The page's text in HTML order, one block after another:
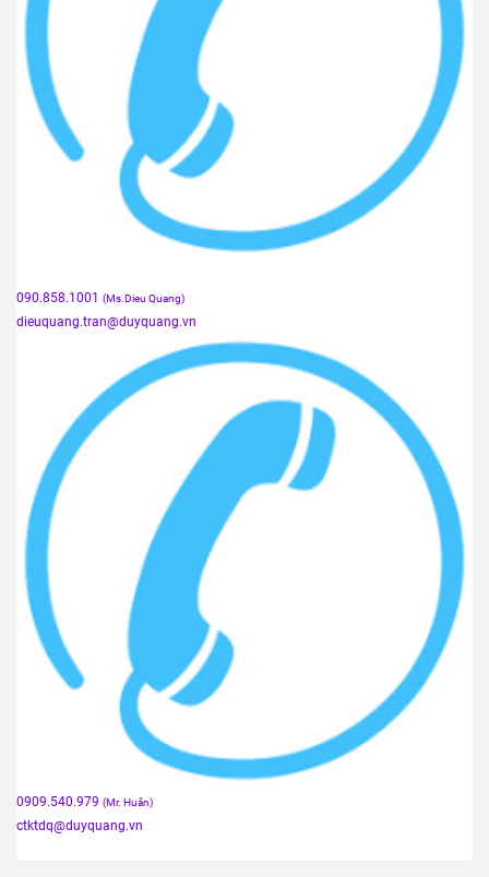
090.858.1001 (Ms.Dieu Quang)
dieuquang.tran@duyquang.vn
0909.540.979 (Mr. Huân)
ctktdq@duyquang.vn